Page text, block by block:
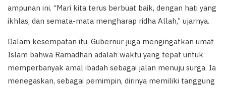
ampunan ini. “Mari kita terus berbuat baik, dengan hati yang
ikhlas, dan semata-mata mengharap ridha Allah,” ujarnya.
Dalam kesempatan itu, Gubernur juga mengingatkan umat
Islam bahwa Ramadhan adalah waktu yang tepat untuk
memperbanyak amal ibadah sebagai jalan menuju surga. Ia
menegaskan, sebagai pemimpin, dirinya memiliki tanggung